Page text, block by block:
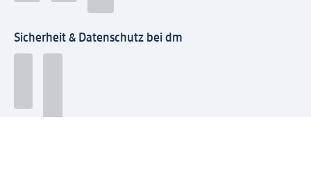
Sicherheit & Datenschutz bei dm